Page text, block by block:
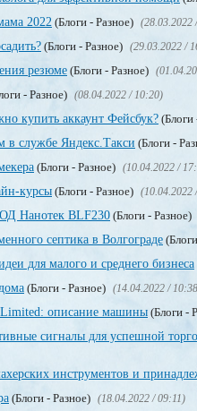
2022(Блоги - Разное) (28.03.2022
(Блоги - Разное) (29.03.2022 /
резюме (Блоги - Разное)
- Разное) (08.04.2022 / 10:20)
купить аккаунт Фейсбук? (Блоги
в службе Яндекс.Такси (Блоги -
(Блоги - Разное) (10.04.2022 /
курсы (Блоги - Разное) (10.04.2022
Нанотек BLF230(Блоги - Разное)
септика в Волгограде
для малого и среднего бизнеса
(Блоги - Разное) (14.04.2022 /
Limited: описание машины (Блоги -
сигналы для успешной
инструментов и
(Блоги - Разное) (18.04.2022 / 09:11)